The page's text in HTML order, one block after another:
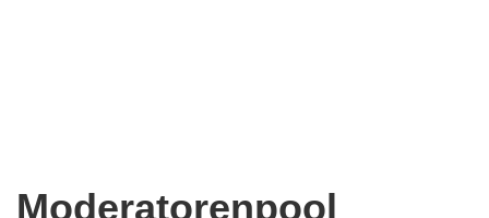
Moderatorenpool